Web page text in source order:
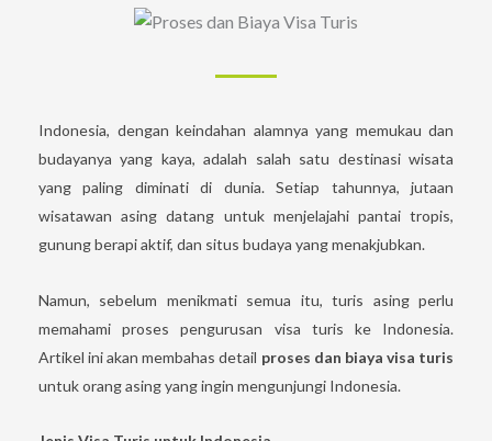
Indonesia, dengan keindahan alamnya yang memukau dan
budayanya yang kaya, adalah salah satu destinasi wisata
yang paling diminati di dunia. Setiap tahunnya, jutaan
wisatawan asing datang untuk menjelajahi pantai tropis,
gunung berapi aktif, dan situs budaya yang menakjubkan.
Namun, sebelum menikmati semua itu, turis asing perlu
memahami proses pengurusan visa turis ke Indonesia.
Artikel ini akan membahas detail proses dan biaya visa turis
untuk orang asing yang ingin mengunjungi Indonesia.